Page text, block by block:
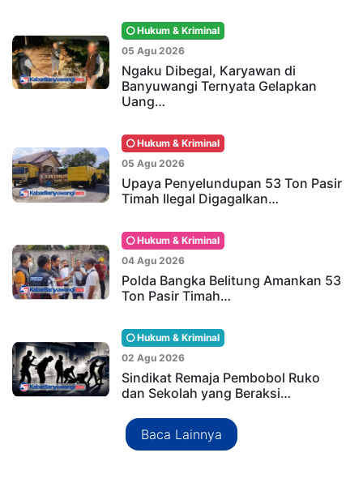
Hukum & Kriminal
05 Agu 2026
Ngaku Dibegal, Karyawan di
Banyuwangi Ternyata Gelapkan
Uang…
Hukum & Kriminal
05 Agu 2026
Upaya Penyelundupan 53 Ton Pasir
Timah Ilegal Digagalkan…
Hukum & Kriminal
04 Agu 2026
Polda Bangka Belitung Amankan 53
Ton Pasir Timah…
Hukum & Kriminal
02 Agu 2026
Sindikat Remaja Pembobol Ruko
dan Sekolah yang Beraksi…
Baca Lainnya